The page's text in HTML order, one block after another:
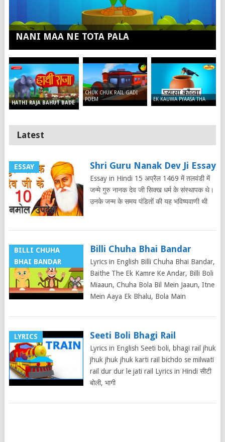
NANI MAA NE TOTA PALA
HATHI RAJA BAHUT BADE
EK KAUWA PYAASA THA
CHUK CHUK RAIL GADI
POEM
Latest
ESSAY Shri Guru Nanak Dev Ji Essay
Essay in Hindi 15 अप्रैल 1469 में तलवंडी में
जन्मे गुरु नानक देव जी सिक्ख धर्म के संस्थापक थे।
उनके जन्म के समय पंडितों की यह भविष्यवाणी थी
BILLI CHUHA
BHAI BANDAR
Billi Chuha Bhai Bandar
Lyrics in English Billi Chuha Bhai Bandar,
Baithe The Ek Kamre Ke Andar, Billi Boli
Miaaun, Chuha Bola Bil Mein Jaaun, Itne
Mein Aaya Ek Bhalu, Bola Main
LYRICS Seeti Boli Bhagi Rail
Lyrics in English Seeti boli, bhagi rail jhuk
jhuk jhuk jhuk karti rail bichdo se milwati
rail dur dur le jati rail Lyrics in Hindi सीटी
बोली, भागी